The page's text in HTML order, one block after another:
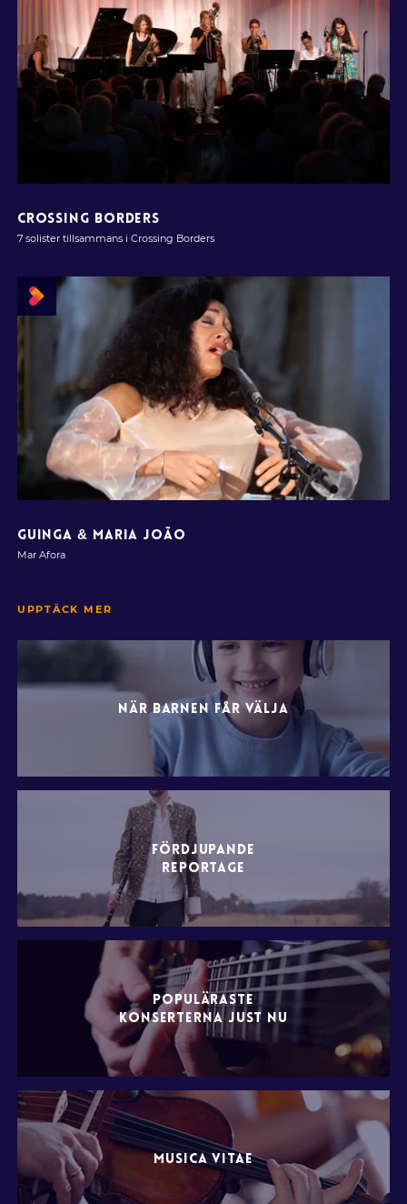
CROSSING BORDERS
7 solister tillsammans i Crossing Borders
GUINGA & MARIA JOÃO
Mar Afora
UPPTÄCK MER
NÄR BARNEN FÅR VÄLJA
FÖRDJUPANDE
REPORTAGE
POPULÄRASTE
KONSERTERNA JUST NU
MUSICA VITAE